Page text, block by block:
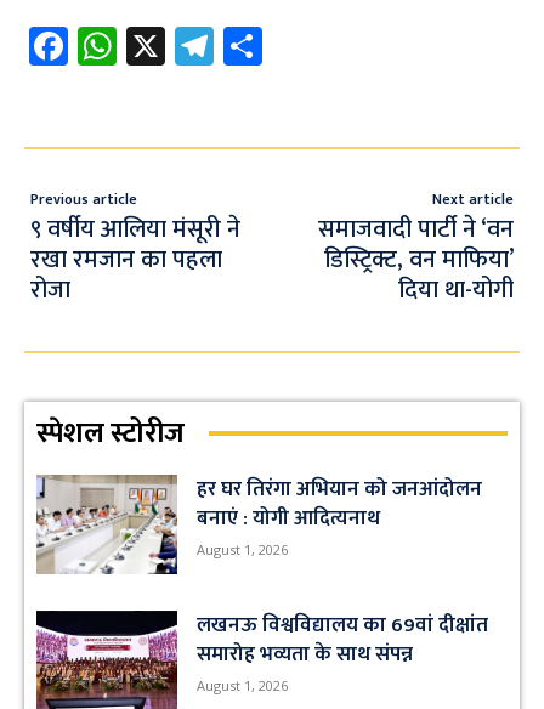
Fa
ce
o
o
k
W
h
s
A
p
p
X Te
le
a
m
e
Previous article
९ वर्षीय आलिया मंसूरी ने
रखा रमजान का पहला
रोजा
Next article
समाजवादी पार्टी ने ‘वन
डिस्ट्रिक्ट, वन माफिया’
दिया था-योगी
स्पेशल स्टोरीज
हर घर तिरंगा अभियान को जनआंदोलन
बनाएं : योगी आदित्यनाथ
August 1, 2026
लखनऊ विश्वविद्यालय का 69वां दीक्षांत
समारोह भव्यता के साथ संपन्न
August 1, 2026